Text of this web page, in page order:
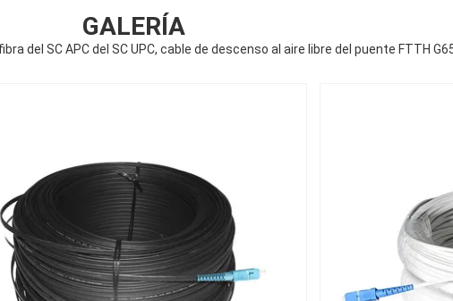
GALERÍA
del SC APC del SC UPC, cable de descenso al aire libre del puente FTTH